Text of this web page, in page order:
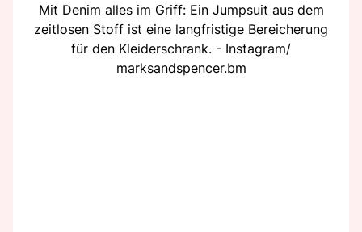
Mit Denim alles im Griff: Ein Jumpsuit aus dem
zeitlosen Stoff ist eine langfristige Bereicherung
für den Kleiderschrank. - Instagram/
marksandspencer.bm